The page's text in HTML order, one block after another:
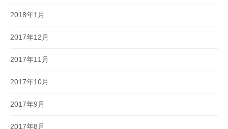
2018年1月
2017年12月
2017年11月
2017年10月
2017年9月
2017年8月